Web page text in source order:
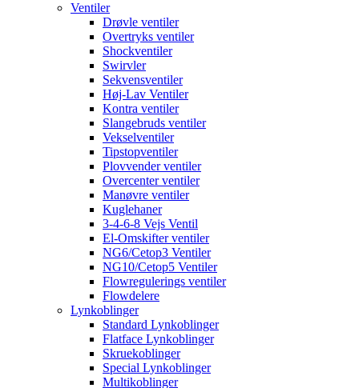
Ventiler
Drøvle ventiler
Overtryks ventiler
Shockventiler
Swirvler
Sekvensventiler
Høj-Lav Ventiler
Kontra ventiler
Slangebruds ventiler
Vekselventiler
Tipstopventiler
Plovvender ventiler
Overcenter ventiler
Manøvre ventiler
Kuglehaner
3-4-6-8 Vejs Ventil
El-Omskifter ventiler
NG6/Cetop3 Ventiler
NG10/Cetop5 Ventiler
Flowregulerings ventiler
Flowdelere
Lynkoblinger
Standard Lynkoblinger
Flatface Lynkoblinger
Skruekoblinger
Special Lynkoblinger
Multikoblinger